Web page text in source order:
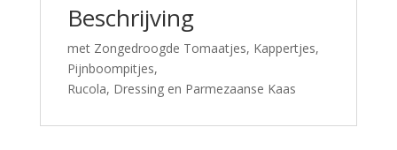
Beschrijving
met Zongedroogde Tomaatjes, Kappertjes,
Pijnboompitjes,
Rucola, Dressing en Parmezaanse Kaas